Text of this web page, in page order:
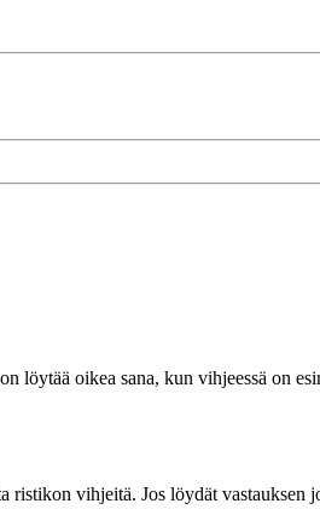
löytää oikea sana, kun vihjeessä on
ristikon vihjeitä. Jos löydät